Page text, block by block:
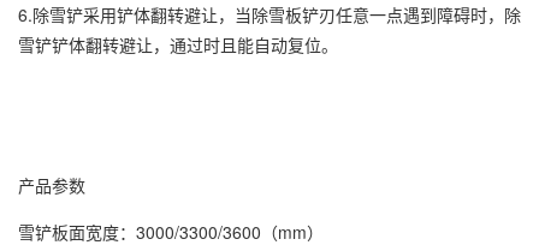
6.除雪铲采用铲体翻转避让，当除雪板铲刃任意一点遇到障碍时，除
雪铲铲体翻转避让，通过时且能自动复位。
产品参数
雪铲板面宽度：3000/3300/3600（mm）